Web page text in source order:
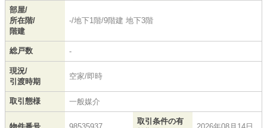
部屋/
所在階/
階建
-/地下1階/9階建 地下3階
総戸数 -
現況/
引渡時期
空家/即時
取引態様 一般媒介
物件番号 98535937
取引条件の有
2026年08月14日